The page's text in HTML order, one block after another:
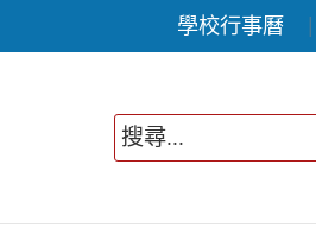
學校行事曆